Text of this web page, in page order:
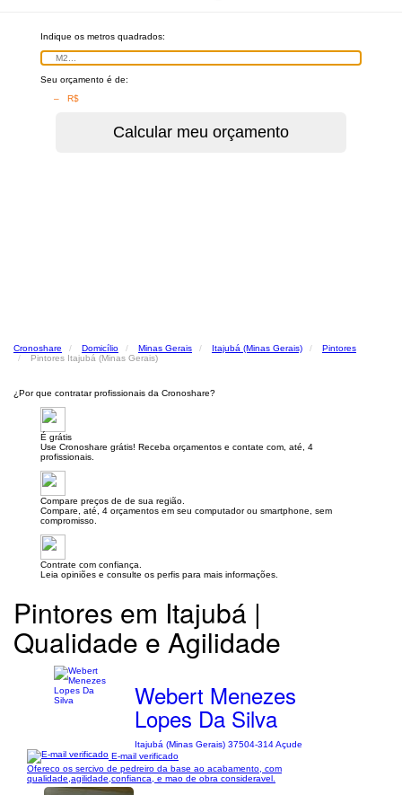
Indique os metros quadrados:
Seu orçamento é de:
– R$
Cronoshare Domicílio Minas Gerais Itajubá (Minas Gerais)
Pintores
Pintores Itajubá (Minas Gerais)
¿Por que contratar profissionais da Cronoshare?
É grátis
Use Cronoshare grátis! Receba orçamentos e contate com, até, 4
profissionais.
Compare preços de de sua região.
Compare, até, 4 orçamentos em seu computador ou smartphone, sem
compromisso.
Contrate com confiança.
Leia opiniões e consulte os perfis para mais informações.
Pintores em Itajubá |
Qualidade e Agilidade
Webert Menezes
Lopes Da Silva
Itajubá (Minas Gerais) 37504-314 Açude
E-mail verificado
Ofereco os sercivo de pedreiro da base ao acabamento, com
qualidade,agilidade,confianca, e mao de obra consideravel.